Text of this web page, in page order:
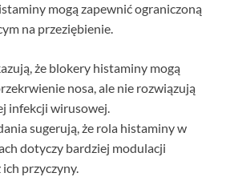
mogą zapewnić ograniczoną
na przeziębienie.
że blokery histaminy mogą
nosa, ale nie rozwiązują
infekcji wirusowej.
sugerują, że rola histaminy w
dotyczy bardziej modulacji
przyczyny.